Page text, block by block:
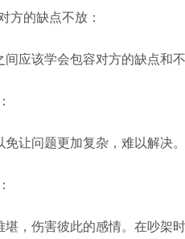
的缺点不放：
该学会包容对方的缺点和不
问题更加复杂，难以解决。
伤害彼此的感情。在吵架时